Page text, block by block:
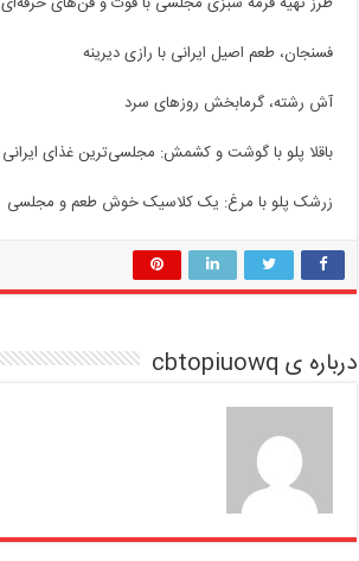
فسنجان، طعم اصیل ایرانی با رازی دیرینه
آش رشته، گرمابخش روزهای سرد
باقلا پلو با گوشت و کشمش: مجلسی‌ترین غذای ایرانی
زرشک پلو با مرغ: یک کلاسیک خوش طعم و مجلسی
درباره ی cbtopiuowq